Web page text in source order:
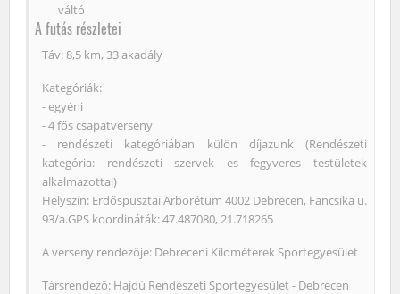
váltó
A futás részletei
Táv: 8,5 km, 33 akadály
Kategóriák:
- egyéni
- 4 fős csapatverseny
- rendészeti kategóriában külön díjazunk (Rendészeti
kategória: rendészeti szervek es fegyveres testületek
alkalmazottai)
Helyszín: Erdőspusztai Arborétum 4002 Debrecen, Fancsika u.
93/a.GPS koordináták: 47.487080, 21.718265
A verseny rendezője: Debreceni Kilométerek Sportegyesület
Társrendező: Hajdú Rendészeti Sportegyesület - Debrecen